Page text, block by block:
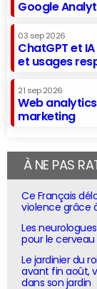
Google
03 sep 2026
ChatGPT et
et usages
21 sep 2026
Web
marketing
À NE PAS
Ce Français
violence grâce
Les
pour le
Le jardinier du
avant fin août,
dans son jardin